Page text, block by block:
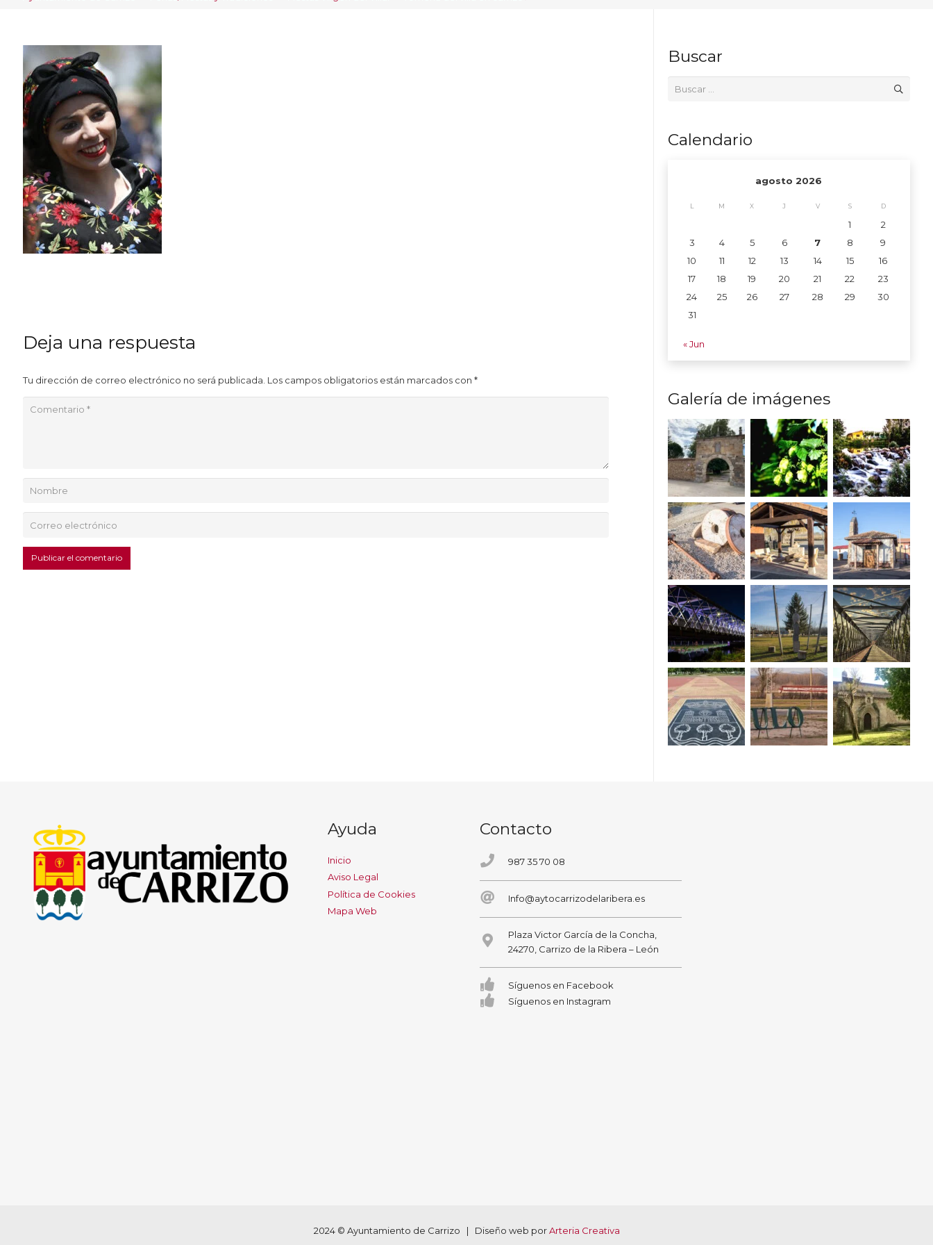
Deja una respuesta
Tu dirección de correo electrónico no será publicada. Los campos obligatorios están marcados con *
Publicar el comentario
Buscar
Calendario
agosto 2026
L M X J V S D
1
2
3
4 5 6 7 8
9
10
11 12 13 14 15
16
17
18 19 20 21 22
23
24
25 26 27 28 29
30
31
« Jun
Galería de imágenes
Ayuda
Inicio
Aviso Legal
Política de Cookies
Mapa Web
Contacto
987 35 70 08
Info@aytocarrizodelaribera.es
Plaza Victor García de la Concha,
24270, Carrizo de la Ribera – León
Síguenos en Facebook
Síguenos en Instagram
2024 © Ayuntamiento de Carrizo | Diseño web porArteria Creativa